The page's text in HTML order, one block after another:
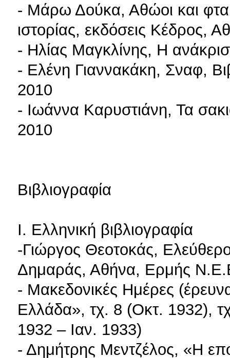
- Μάρω Δούκα, Αθώοι και
ιστορίας, εκδόσεις Κέδρος,
- Ηλίας Μαγκλίνης, Η
- Ελένη Γιαννακάκη, Σναφ,
2010
- Ιωάννα Καρυστιάνη, Τα
2010
Bιβλιογραφία
Ι. Ελληνική βιβλιογραφία
-Γιώργος Θεοτοκάς,
Δημαράς, Αθήνα, Ερμής
- Μακεδονικές Ημέρες
Ελλάδα», τχ. 8 (Οκτ. 1932),
1932 – Ιαν. 1933)
- Δημήτρης Μεντζέλος, «Η